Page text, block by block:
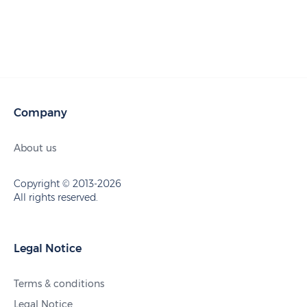
Company
About us
Copyright © 2013-2026
All rights reserved.
Legal Notice
Terms & conditions
Legal Notice